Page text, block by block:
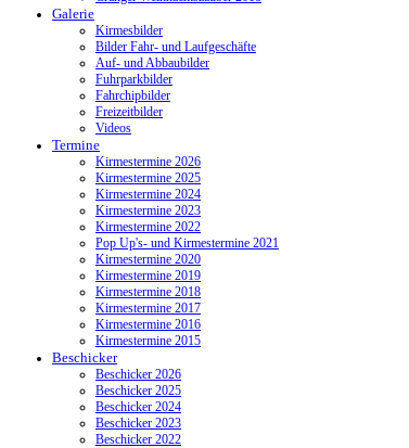
Galerie
Kirmesbilder
Bilder Fahr- und Laufgeschäfte
Auf- und Abbaubilder
Fuhrparkbilder
Fahrchipbilder
Freizeitbilder
Videos
Termine
Kirmestermine 2026
Kirmestermine 2025
Kirmestermine 2024
Kirmestermine 2023
Kirmestermine 2022
Pop Up's- und Kirmestermine 2021
Kirmestermine 2020
Kirmestermine 2019
Kirmestermine 2018
Kirmestermine 2017
Kirmestermine 2016
Kirmestermine 2015
Beschicker
Beschicker 2026
Beschicker 2025
Beschicker 2024
Beschicker 2023
Beschicker 2022